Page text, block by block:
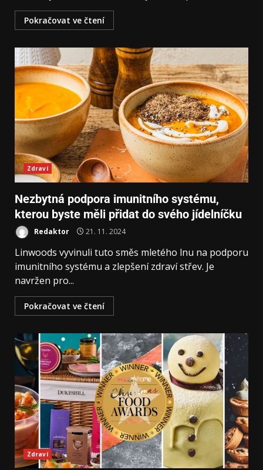
Pokračovat ve čtení
Zdraví
Nezbytná podpora imunitního systému,
kterou byste měli přidat do svého jídelníčku
Redaktor 21. 11. 2024
Linwoods vyvinuli tuto směs mletého lnu na podporu
imunitního systému a zlepšení zdraví střev. Je
navržen pro...
Pokračovat ve čtení
Zdraví